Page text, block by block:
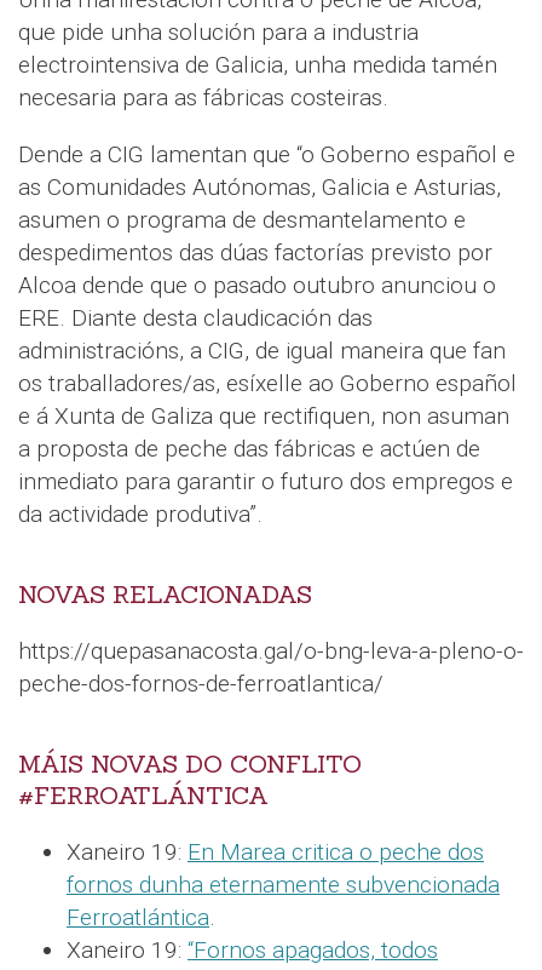
que pide unha solución para a industria
electrointensiva de Galicia, unha medida tamén
necesaria para as fábricas costeiras.
Dende a CIG lamentan que “o Goberno español e
as Comunidades Autónomas, Galicia e Asturias,
asumen o programa de desmantelamento e
despedimentos das dúas factorías previsto por
Alcoa dende que o pasado outubro anunciou o
ERE. Diante desta claudicación das
administracións, a CIG, de igual maneira que fan
os traballadores/as, esíxelle ao Goberno español
e á Xunta de Galiza que rectifiquen, non asuman
a proposta de peche das fábricas e actúen de
inmediato para garantir o futuro dos empregos e
da actividade produtiva”.
NOVAS RELACIONADAS
https://quepasanacosta.gal/o-bng-leva-a-pleno-o-
peche-dos-fornos-de-ferroatlantica/
MÁIS NOVAS DO CONFLITO
#FERROATLÁNTICA
Xaneiro 19: En Marea critica o peche dos
fornos dunha eternamente subvencionada
Ferroatlántica.
Xaneiro 19: “Fornos apagados, todos